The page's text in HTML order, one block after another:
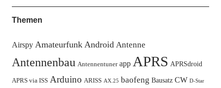
Themen
Airspy Amateurfunk Android Antenne
Antennenbau Antennentuner app APRS APRSdroid
APRS via ISS Arduino ARISS AX.25 baofeng Bausatz CW D-Star